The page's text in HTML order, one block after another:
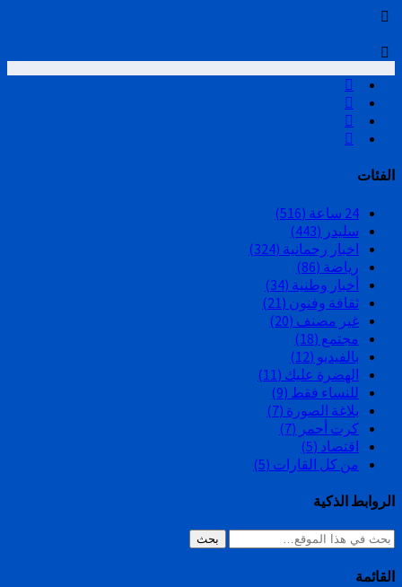
الفئات
24 ساعة
(516)
سليدر (443)
اخبار رحمانية (324)
رياضة (86)
أخبار وطنية (34)
ثقافة وفنون (21)
غير مصنف (20)
مجتمع (18)
بالفيديو (12)
الهضرة عليك (11)
للنساء فقط (9)
بلاغة الصورة (7)
كرت أحمر (7)
اقتصاد (5)
من كل القارات (5)
الروابط الذكية
بحث
القائمة